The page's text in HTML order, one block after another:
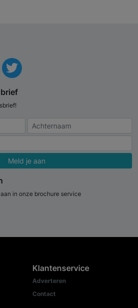
Meld je aan
in onze brochure service
Klantenservice
Adverteren
Contact